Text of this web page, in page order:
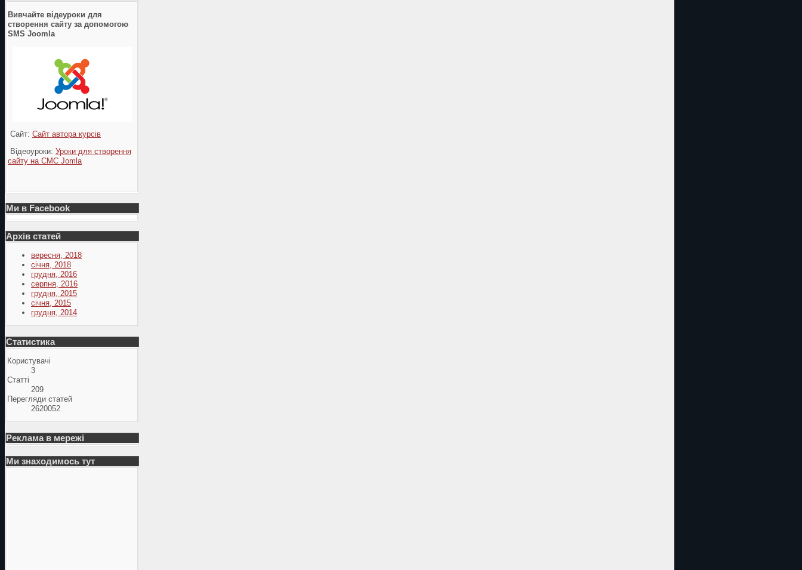
Вивчайте відеуроки для
створення сайту за допомогою
SMS Joomla
Сайт: Сайт автора курсів
Відеоуроки: Уроки для створення
сайту на СМС Jomla
Ми в Facebook
Архів статей
вересня, 2018
січня, 2018
грудня, 2016
серпня, 2016
грудня, 2015
січня, 2015
грудня, 2014
Статистика
Користувачі
3
Статті
209
Перегляди статей
2620052
Реклама в мережі
Ми знаходимось тут